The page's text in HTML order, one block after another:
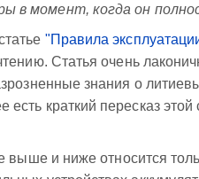
в момент, когда он
"Правила
Статья очень
знания о
краткий пересказ этой
выше и ниже относится